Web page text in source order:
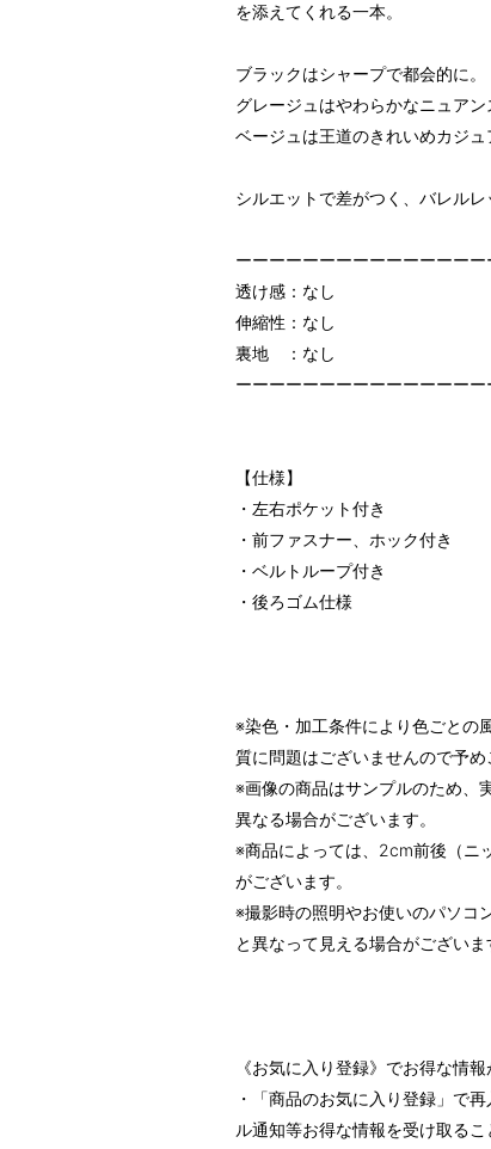
を添えてくれる一本。
ブラックはシャープで都会的に。
グレージュはやわらかなニュアン
ベージュは王道のきれいめカジュ
シルエットで差がつく、バレルレ
ーーーーーーーーーーーーーーー
透け感：なし
伸縮性：なし
裏地 ：なし
ーーーーーーーーーーーーーーー
【仕様】
・左右ポケット付き
・前ファスナー、ホック付き
・ベルトループ付き
・後ろゴム仕様
※染色・加工条件により色ごとの
質に問題はございませんので予め
※画像の商品はサンプルのため、
異なる場合がございます。
※商品によっては、2cm前後（ニ
がございます。
※撮影時の照明やお使いのパソコ
と異なって見える場合がございま
《お気に入り登録》でお得な情
・「商品のお気に入り登録」で
ル通知等お得な情報を受け取るこ